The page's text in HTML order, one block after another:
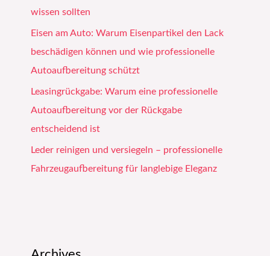
wissen sollten
Eisen am Auto: Warum Eisenpartikel den Lack
beschädigen können und wie professionelle
Autoaufbereitung schützt
Leasingrückgabe: Warum eine professionelle
Autoaufbereitung vor der Rückgabe
entscheidend ist
Leder reinigen und versiegeln – professionelle
Fahrzeugaufbereitung für langlebige Eleganz